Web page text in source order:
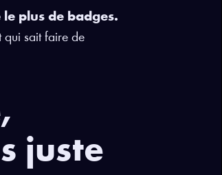
plus de badges.
qui sait faire de
juste